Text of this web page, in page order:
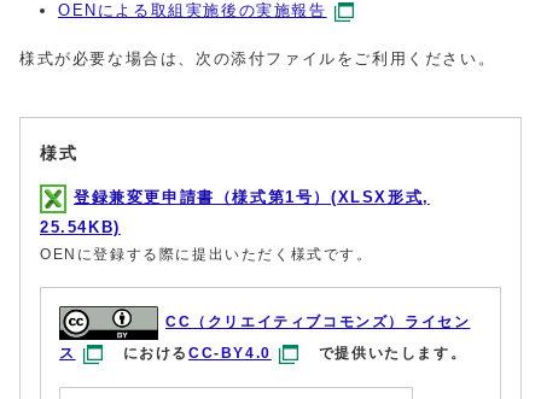
OENによる取組実施後の実施報告
様式が必要な場合は、次の添付ファイルをご利用ください。
様式
登録兼変更申請書（様式第1号）(XLSX形式,
25.54KB)
OENに登録する際に提出いただく様式です。
CC（クリエイティブコモンズ）ライセン
ス
におけるCC-BY4.0 で提供いたします。